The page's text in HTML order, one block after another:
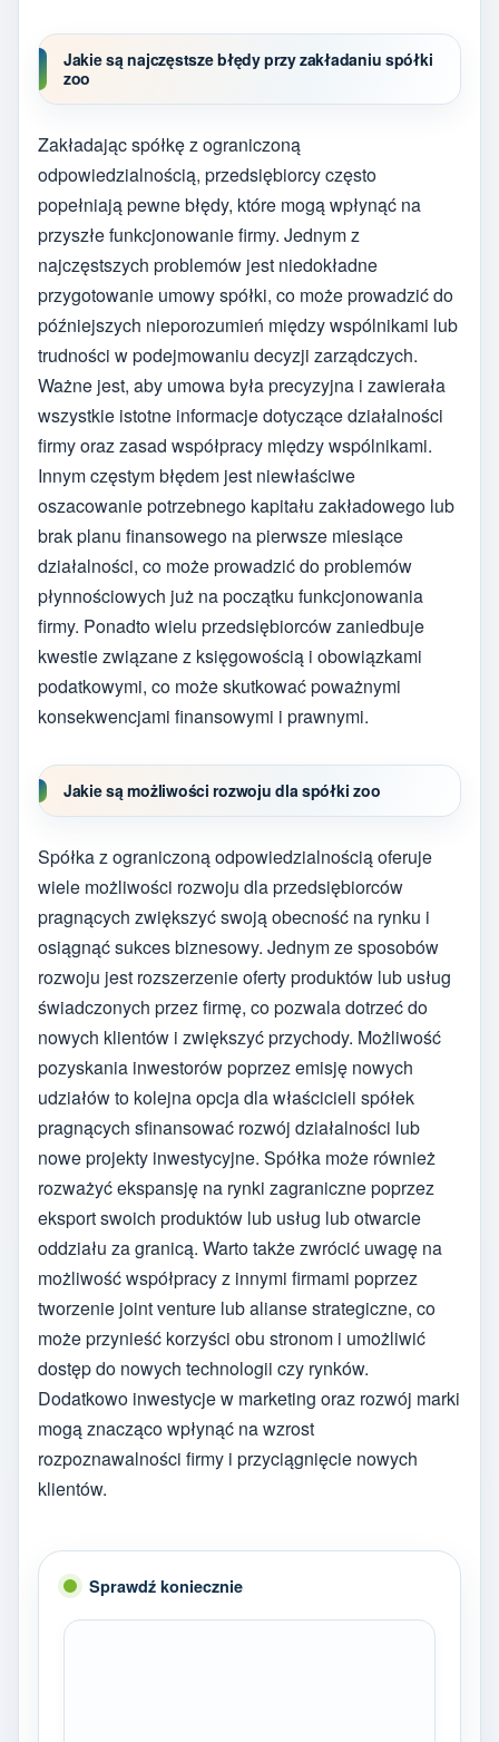
Jakie są najczęstsze błędy przy zakładaniu spółki
zoo
Zakładając spółkę z ograniczoną
odpowiedzialnością, przedsiębiorcy często
popełniają pewne błędy, które mogą wpłynąć na
przyszłe funkcjonowanie firmy. Jednym z
najczęstszych problemów jest niedokładne
przygotowanie umowy spółki, co może prowadzić do
późniejszych nieporozumień między wspólnikami lub
trudności w podejmowaniu decyzji zarządczych.
Ważne jest, aby umowa była precyzyjna i zawierała
wszystkie istotne informacje dotyczące działalności
firmy oraz zasad współpracy między wspólnikami.
Innym częstym błędem jest niewłaściwe
oszacowanie potrzebnego kapitału zakładowego lub
brak planu finansowego na pierwsze miesiące
działalności, co może prowadzić do problemów
płynnościowych już na początku funkcjonowania
firmy. Ponadto wielu przedsiębiorców zaniedbuje
kwestie związane z księgowością i obowiązkami
podatkowymi, co może skutkować poważnymi
konsekwencjami finansowymi i prawnymi.
Jakie są możliwości rozwoju dla spółki zoo
Spółka z ograniczoną odpowiedzialnością oferuje
wiele możliwości rozwoju dla przedsiębiorców
pragnących zwiększyć swoją obecność na rynku i
osiągnąć sukces biznesowy. Jednym ze sposobów
rozwoju jest rozszerzenie oferty produktów lub usług
świadczonych przez firmę, co pozwala dotrzeć do
nowych klientów i zwiększyć przychody. Możliwość
pozyskania inwestorów poprzez emisję nowych
udziałów to kolejna opcja dla właścicieli spółek
pragnących sfinansować rozwój działalności lub
nowe projekty inwestycyjne. Spółka może również
rozważyć ekspansję na rynki zagraniczne poprzez
eksport swoich produktów lub usług lub otwarcie
oddziału za granicą. Warto także zwrócić uwagę na
możliwość współpracy z innymi firmami poprzez
tworzenie joint venture lub alianse strategiczne, co
może przynieść korzyści obu stronom i umożliwić
dostęp do nowych technologii czy rynków.
Dodatkowo inwestycje w marketing oraz rozwój marki
mogą znacząco wpłynąć na wzrost
rozpoznawalności firmy i przyciągnięcie nowych
klientów.
Sprawdź koniecznie